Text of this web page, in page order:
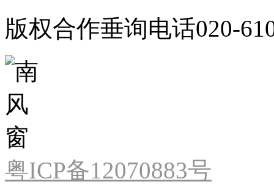
版权合作垂询电话020-
粤ICP备12070883号